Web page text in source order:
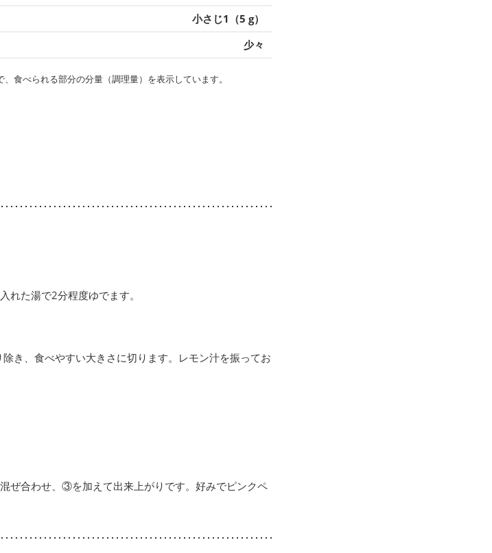
小さじ1（5 g）
少々
食べられる部分の分量（調理量）を表示しています。
れた湯で2分程度ゆでます。
き、食べやすい大きさに切ります。レモン汁を振ってお
ぜ合わせ、③を加えて出来上がりです。好みでピンクペ